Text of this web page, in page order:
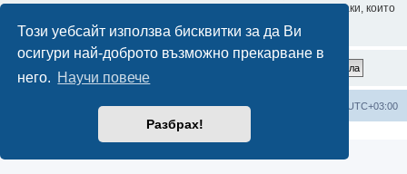
Този уебсайт използва бисквитки за да Ви
осигури най-доброто възможно прекарване в
него. Научи повече
Разбрах!
или phpBB не могат да бъдат държани отговорни за хакерски атаки, които
могат да доведат до компрометиране на данните.
Мисия Моят Дом Начало Всички времена са според UTC+03:00